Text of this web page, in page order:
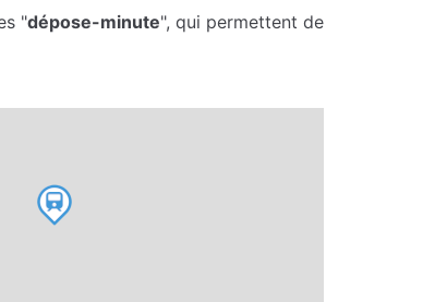
"dépose-minute", qui permettent de